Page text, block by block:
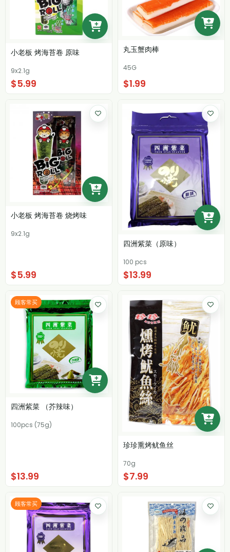
小老板 烤海苔卷 原味
9x2.1g
$5.99
丸玉蟹肉棒
45G
$1.99
小老板 烤海苔卷 烧烤味
9x2.1g
$5.99
四洲紫菜（原味）
100 pcs
$13.99
顾客常买
四洲紫菜 （芥辣味）
100pcs (75g)
$13.99
珍珍熏烤鱿鱼丝
70g
$7.99
顾客常买